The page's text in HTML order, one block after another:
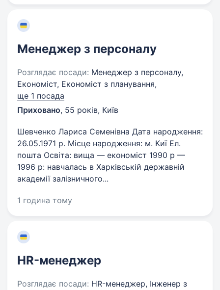
Менеджер з персоналу
Розглядає посади: Менеджер з персоналу,
Економіст, Економіст з планування,
ще 1 посада
Приховано, 55 років, Київ
Шевченко Лариса Семенівна Дата народження:
26.05.1971 p. Місце народження: м. Киї Ел.
пошта​ Освіта: вища — економіст 1990 р —
1996 р: навчалась в Харківській державній
академії залізничного...
1 година тому
HR-менеджер
Розглядає посади: HR-менеджер, Інженер з